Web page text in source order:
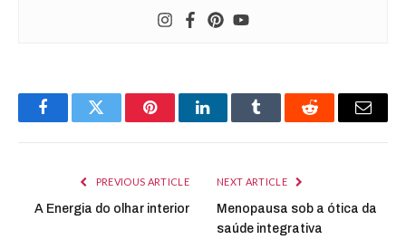
FacebookTwitter PinterestLinkedInTumblr Reddit Email
PREVIOUS ARTICLE
A Energia do olhar interior
NEXT ARTICLE
Menopausa sob a ótica da
saúde integrativa